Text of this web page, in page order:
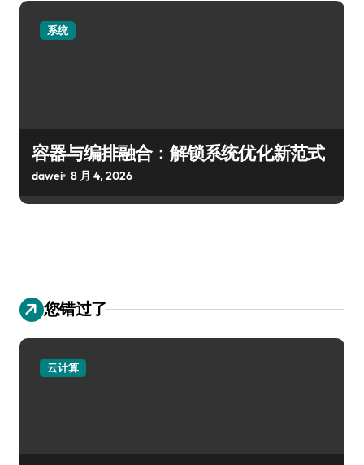
系统
容器与编排融合：解锁系统优化新范式
dawei 8 月 4, 2026
您错过了
云计算